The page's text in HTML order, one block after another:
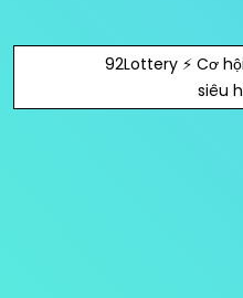
92Lottery ⚡️ Cơ
siêu